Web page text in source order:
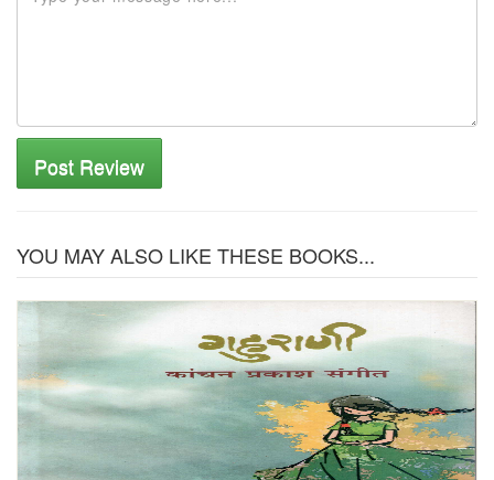
Post Review
YOU MAY ALSO LIKE THESE BOOKS...